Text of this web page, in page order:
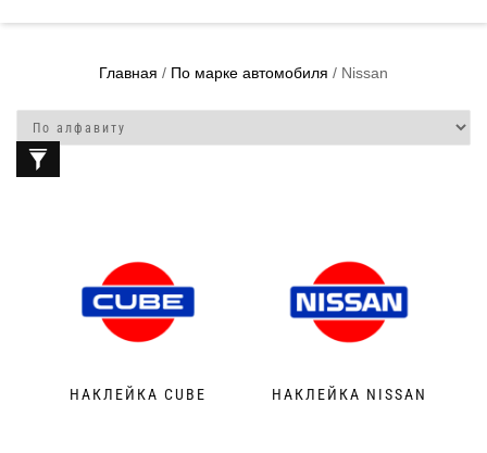
Главная / По марке автомобиля / Nissan
НАКЛЕЙКА CUBE НАКЛЕЙКА NISSAN